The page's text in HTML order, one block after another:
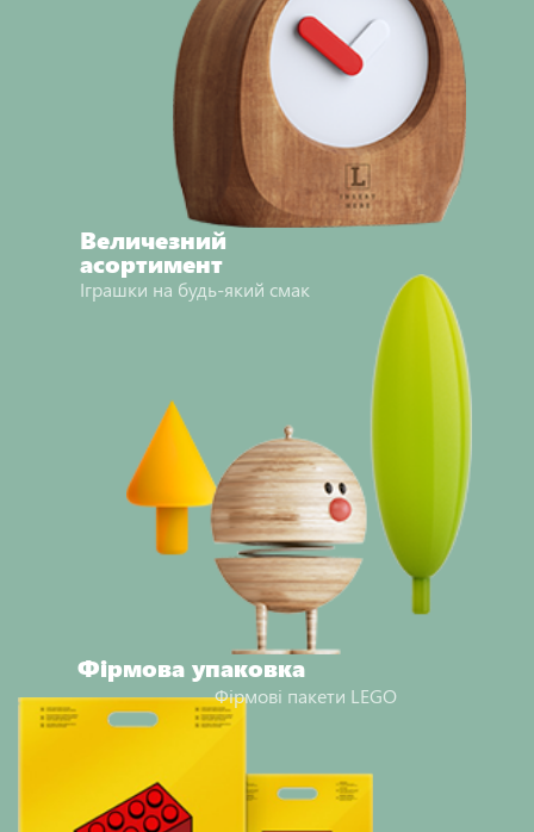
Величезний
асортимент
Іграшки на будь-який смак
Фірмова упаковка
Фірмові пакети LEGO